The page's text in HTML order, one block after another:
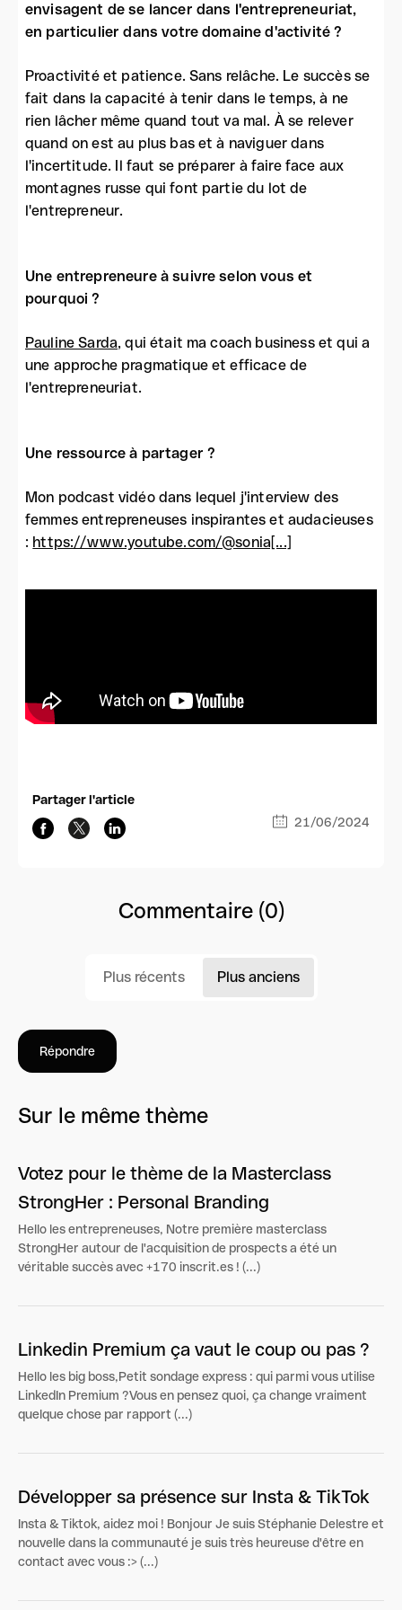
envisagent de se lancer dans l'entrepreneuriat,
en particulier dans votre domaine d'activité ?
Proactivité et patience. Sans relâche. Le succès se
fait dans la capacité à tenir dans le temps, à ne
rien lâcher même quand tout va mal. À se relever
quand on est au plus bas et à naviguer dans
l'incertitude. Il faut se préparer à faire face aux
montagnes russe qui font partie du lot de
l'entrepreneur.
Une entrepreneure à suivre selon vous et
pourquoi ?
Pauline Sarda, qui était ma coach business et qui a
une approche pragmatique et efficace de
l'entrepreneuriat.
Une ressource à partager ?
Mon podcast vidéo dans lequel j'interview des
femmes entrepreneuses inspirantes et audacieuses
: https://www.youtube.com/@sonia[...]
Partager l'article
21/06/2024
Commentaire (0)
Plus récents Plus anciens
Répondre
Sur le même thème
Votez pour le thème de la Masterclass
StrongHer : Personal Branding
Hello les entrepreneuses, Notre première masterclass
StrongHer autour de l'acquisition de prospects a été un
véritable succès avec +170 inscrit.es ! (...)
Linkedin Premium ça vaut le coup ou pas ?
Hello les big boss,Petit sondage express : qui parmi vous utilise
LinkedIn Premium ?Vous en pensez quoi, ça change vraiment
quelque chose par rapport (...)
Développer sa présence sur Insta & TikTok
Insta & Tiktok, aidez moi ! Bonjour Je suis Stéphanie Delestre et
nouvelle dans la communauté je suis très heureuse d'être en
contact avec vous :> (...)